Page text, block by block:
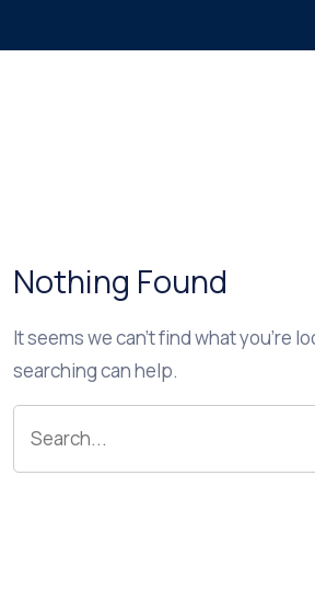
Nothing Found
It seems we can’t find what you’re
searching can help.